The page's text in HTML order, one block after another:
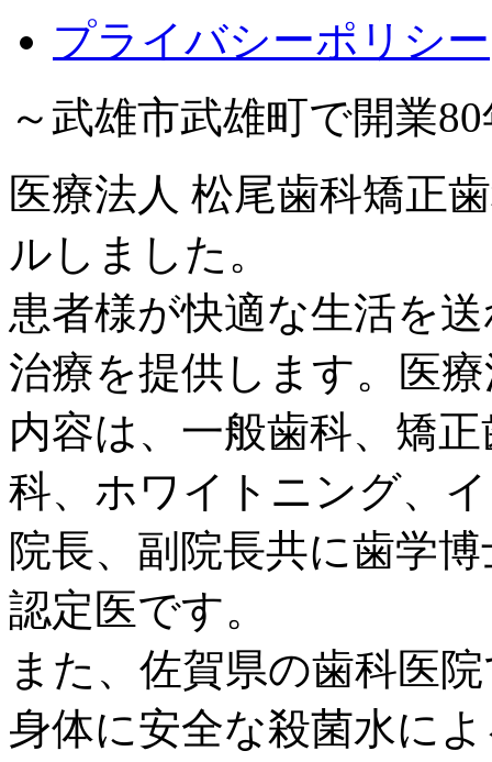
プライバシーポリシー
～武雄市武雄町で開業
医療法人 松尾歯科矯正
ルしました。
患者様が快適な生活を
治療を提供します。医
内容は、一般歯科、矯
科、ホワイトニング、
院長、副院長共に歯学
認定医です。
また、佐賀県の歯科医
身体に安全な殺菌水に